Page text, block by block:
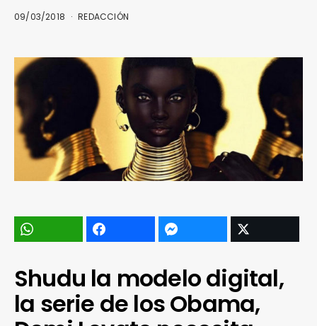
09/03/2018 REDACCIÓN
Shudu la modelo digital,
la serie de los Obama,